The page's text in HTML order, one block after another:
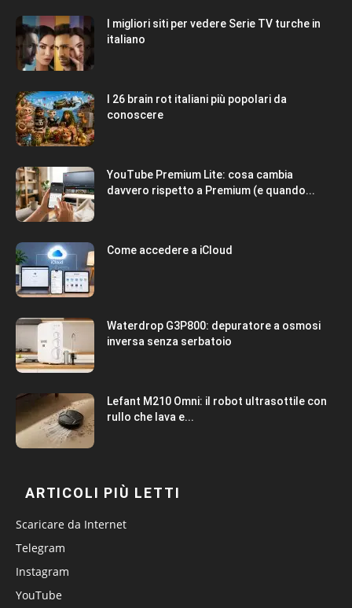
I migliori siti per vedere Serie TV turche in
italiano
I 26 brain rot italiani più popolari da
conoscere
YouTube Premium Lite: cosa cambia
davvero rispetto a Premium (e quando...
Come accedere a iCloud
Waterdrop G3P800: depuratore a osmosi
inversa senza serbatoio
Lefant M210 Omni: il robot ultrasottile con
rullo che lava e...
ARTICOLI PIÙ LETTI
Scaricare da Internet
Telegram
Instagram
YouTube